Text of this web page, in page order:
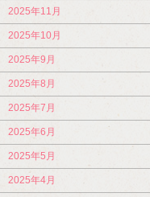
2025年11月
2025年10月
2025年9月
2025年8月
2025年7月
2025年6月
2025年5月
2025年4月